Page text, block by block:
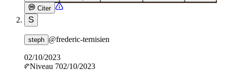
Citer
S
steph @frederic-ternisien
02/10/2023
Niveau 702/10/2023